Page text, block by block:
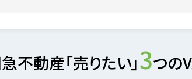
不動産「売りたい」3つの